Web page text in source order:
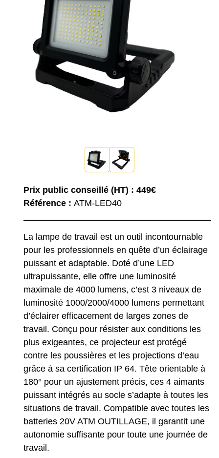
Prix public conseillé (HT) : 449€
Référence : ATM-LED40
La lampe de travail est un outil incontournable
pour les professionnels en quête d’un éclairage
puissant et adaptable. Doté d’une LED
ultrapuissante, elle offre une luminosité
maximale de 4000 lumens, c’est 3 niveaux de
luminosité 1000/2000/4000 lumens permettant
d’éclairer efficacement de larges zones de
travail. Conçu pour résister aux conditions les
plus exigeantes, ce projecteur est protégé
contre les poussières et les projections d’eau
grâce à sa certification IP 64. Tête orientable à
180° pour un ajustement précis, ces 4 aimants
puissant intégrés au socle s’adapte à toutes les
situations de travail. Compatible avec toutes les
batteries 20V ATM OUTILLAGE, il garantit une
autonomie suffisante pour toute une journée de
travail.